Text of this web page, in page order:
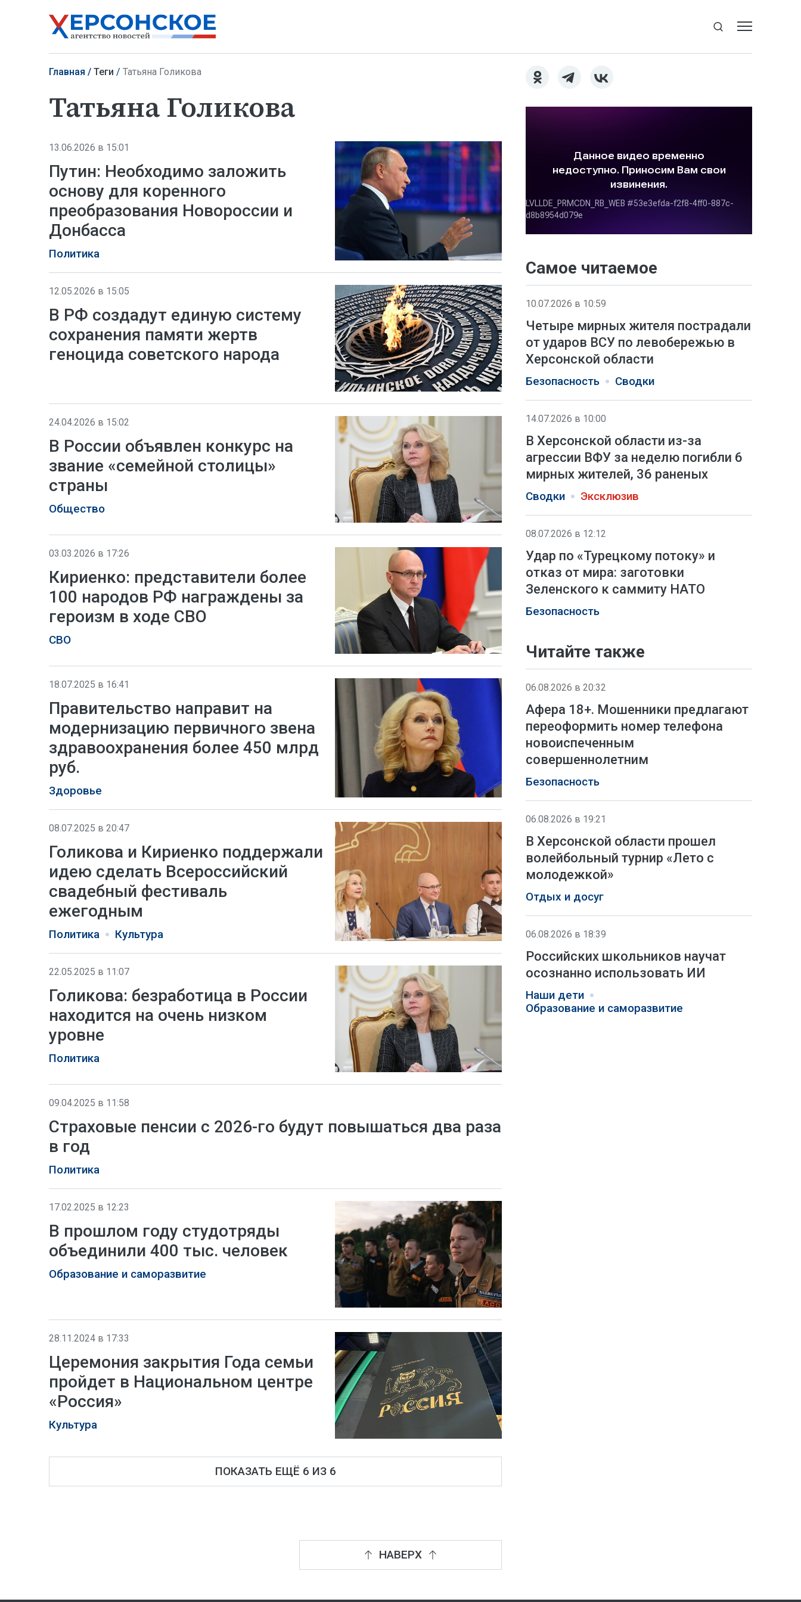
Главная Теги Татьяна Голикова
Татьяна Голикова
13.06.2026 в 15:01
Путин: Необходимо заложить
основу для коренного
преобразования Новороссии и
Донбасса
Политика
12.05.2026 в 15:05
В РФ создадут единую систему
сохранения памяти жертв
геноцида советского народа
24.04.2026 в 15:02
В России объявлен конкурс на
звание «семейной столицы»
страны
Общество
03.03.2026 в 17:26
Кириенко: представители более
100 народов РФ награждены за
героизм в ходе СВО
СВО
18.07.2025 в 16:41
Правительство направит на
модернизацию первичного звена
здравоохранения более 450 млрд
руб.
Здоровье
08.07.2025 в 20:47
Голикова и Кириенко поддержали
идею сделать Всероссийский
свадебный фестиваль
ежегодным
Политика Культура
22.05.2025 в 11:07
Голикова: безработица в России
находится на очень низком
уровне
Политика
09.04.2025 в 11:58
Страховые пенсии с 2026-го будут повышаться два раза
в год
Политика
17.02.2025 в 12:23
В прошлом году студотряды
объединили 400 тыс. человек
Образование и саморазвитие
28.11.2024 в 17:33
Церемония закрытия Года семьи
пройдет в Национальном центре
«Россия»
Культура
ПОКАЗАТЬ ЕЩЁ 6 ИЗ 6
Самое читаемое
10.07.2026 в 10:59
Четыре мирных жителя пострадали
от ударов ВСУ по левобережью в
Херсонской области
Безопасность Сводки
14.07.2026 в 10:00
В Херсонской области из-за
агрессии ВФУ за неделю погибли 6
мирных жителей, 36 раненых
Сводки Эксклюзив
08.07.2026 в 12:12
Удар по «Турецкому потоку» и
отказ от мира: заготовки
Зеленского к саммиту НАТО
Безопасность
Читайте также
06.08.2026 в 20:32
Афера 18+. Мошенники предлагают
переоформить номер телефона
новоиспеченным
совершеннолетним
Безопасность
06.08.2026 в 19:21
В Херсонской области прошел
волейбольный турнир «Лето с
молодежкой»
Отдых и досуг
06.08.2026 в 18:39
Российских школьников научат
осознанно использовать ИИ
Наши дети
Образование и саморазвитие
НАВЕРХ